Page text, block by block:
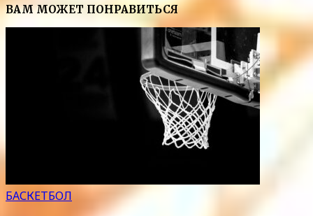
ВАМ МОЖЕТ ПОНРАВИТЬСЯ
БАСКЕТБОЛ